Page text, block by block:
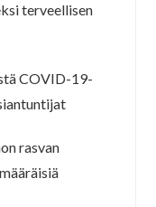
terveellisen
COVID-19-
rasvan